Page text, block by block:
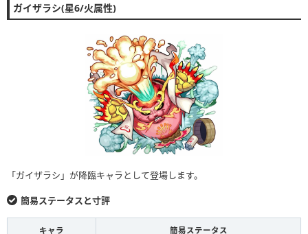
ガイザラシ(星6/火属性)
「ガイザラシ」が降臨キャラとして登場します。
簡易ステータスと寸評
キャラ 簡易ステータス